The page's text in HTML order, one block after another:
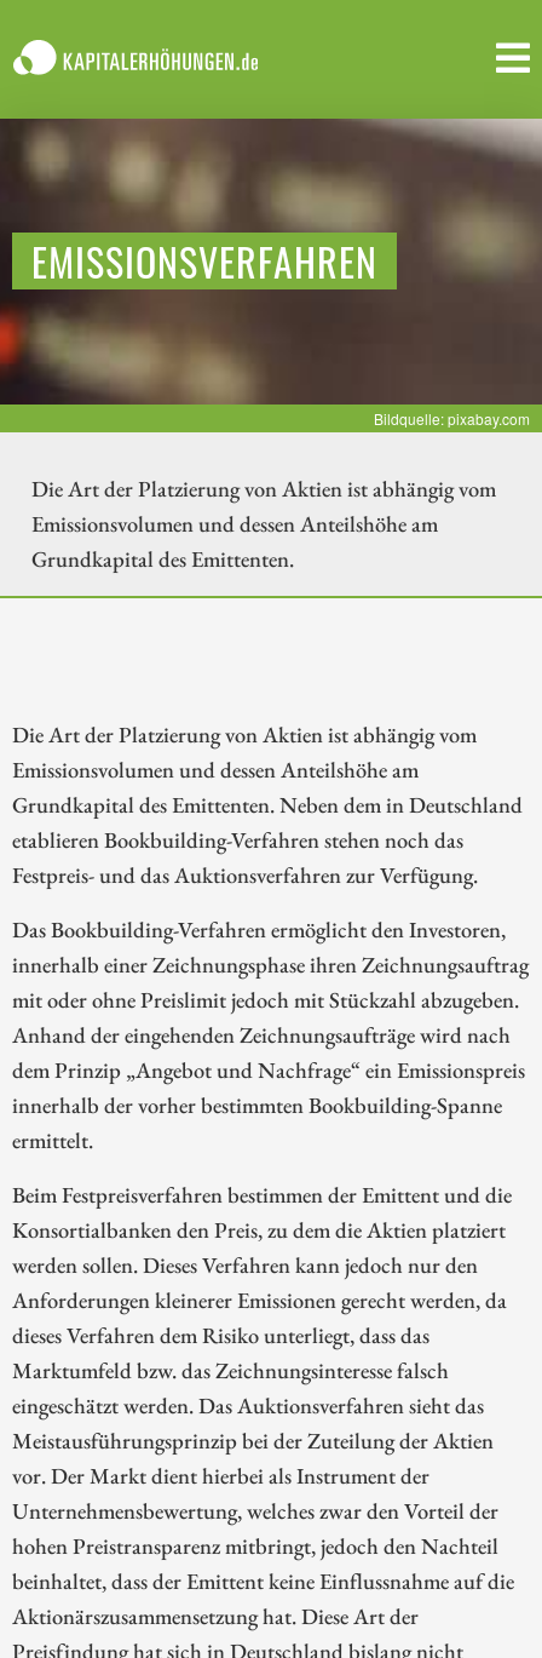
EMISSIONSVERFAHREN
Bildquelle: pixabay.com
Die Art der Platzierung von Aktien ist abhängig vom
Emissionsvolumen und dessen Anteilshöhe am
Grundkapital des Emittenten.
Die Art der Platzierung von Aktien ist abhängig vom
Emissionsvolumen und dessen Anteilshöhe am
Grundkapital des Emittenten. Neben dem in Deutschland
etablieren Bookbuilding-Verfahren stehen noch das
Festpreis- und das Auktionsverfahren zur Verfügung.
Das Bookbuilding-Verfahren ermöglicht den Investoren,
innerhalb einer Zeichnungsphase ihren Zeichnungsauftrag
mit oder ohne Preislimit jedoch mit Stückzahl abzugeben.
Anhand der eingehenden Zeichnungsaufträge wird nach
dem Prinzip „Angebot und Nachfrage“ ein Emissionspreis
innerhalb der vorher bestimmten Bookbuilding-Spanne
ermittelt.
Beim Festpreisverfahren bestimmen der Emittent und die
Konsortialbanken den Preis, zu dem die Aktien platziert
werden sollen. Dieses Verfahren kann jedoch nur den
Anforderungen kleinerer Emissionen gerecht werden, da
dieses Verfahren dem Risiko unterliegt, dass das
Marktumfeld bzw. das Zeichnungsinteresse falsch
eingeschätzt werden. Das Auktionsverfahren sieht das
Meistausführungsprinzip bei der Zuteilung der Aktien
vor. Der Markt dient hierbei als Instrument der
Unternehmensbewertung, welches zwar den Vorteil der
hohen Preistransparenz mitbringt, jedoch den Nachteil
beinhaltet, dass der Emittent keine Einflussnahme auf die
Aktionärszusammensetzung hat. Diese Art der
Preisfindung hat sich in Deutschland bislang nicht